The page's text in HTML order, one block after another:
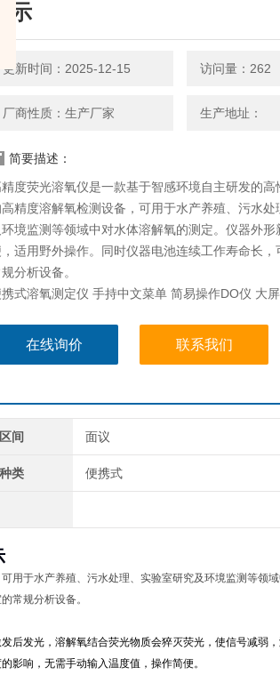
显示
更新时间：2025-12-15 访问量：262
厂商性质：生产厂家 生产地址：
简要描述：
度荧光溶氧仪是一款基于智感环境自主研发的高
高精度溶解氧检测设备，可用于水产养殖、污水处
环境监测等领域中对水体溶解氧的测定。仪器外形
适用野外操作。同时仪器电池连续工作寿命长，
分析设备。
式溶氧测定仪 手持中文菜单 简易操作DO仪 大
在线询价 联系我们
间 面议
类 便携式
用于水产养殖、污水处理、实验室研究及环境监测等领
常规分析设备。
后发光，溶解氧结合荧光物质会猝灭荧光，使信号减弱
影响，无需手动输入温度值，操作简便。